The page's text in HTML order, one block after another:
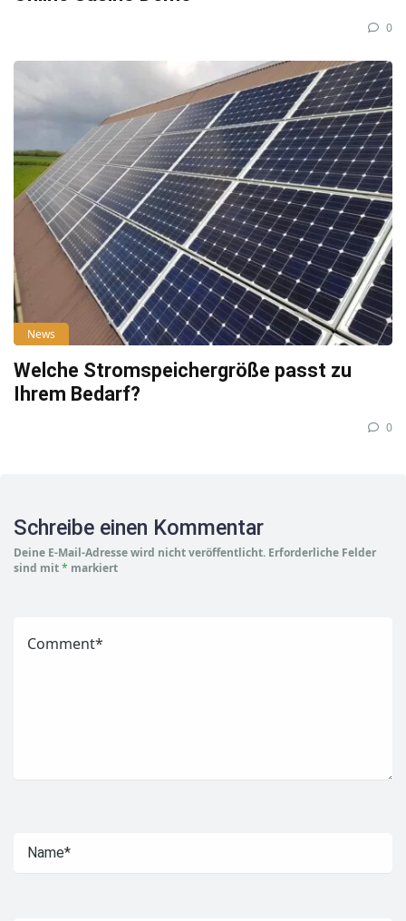
0
News
Welche Stromspeichergröße passt zu
Ihrem Bedarf?
0
Schreibe einen Kommentar
Deine E-Mail-Adresse wird nicht veröffentlicht. Erforderliche Felder
sind mit* markiert